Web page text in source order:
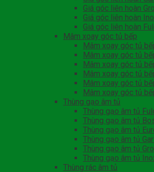
Giá góc liên hoàn
Giá góc liên hoàn
Giá góc liên hoàn
Mâm xoay góc tủ bếp
Mâm xoay góc tủ
Mâm xoay góc tủ
Mâm xoay góc tủ
Mâm xoay góc tủ
Mâm xoay góc tủ
Mâm xoay góc tủ
Thùng gạo âm tủ
Thùng gạo âm tủ
Thùng gạo âm tủ
Thùng gạo âm tủ
Thùng gạo âm tủ
Thùng gạo âm tủ
Thùng gạo âm tủ
Thùng rác âm tủ